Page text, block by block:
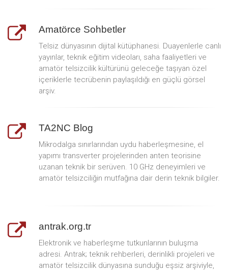
Amatörce Sohbetler
Telsiz dünyasının dijital kütüphanesi. Duayenlerle canlı
yayınlar, teknik eğitim videoları, saha faaliyetleri ve
amatör telsizcilik kültürünü geleceğe taşıyan özel
içeriklerle tecrübenin paylaşıldığı en güçlü görsel
arşiv.
TA2NC Blog
Mikrodalga sınırlarından uydu haberleşmesine, el
yapımı transverter projelerinden anten teorisine
uzanan teknik bir serüven. 10 GHz deneyimleri ve
amatör telsizciliğin mutfağına dair derin teknik bilgiler.
antrak.org.tr
Elektronik ve haberleşme tutkunlarının buluşma
adresi. Antrak; teknik rehberleri, derinlikli projeleri ve
amatör telsizcilik dünyasına sunduğu eşsiz arşiviyle,